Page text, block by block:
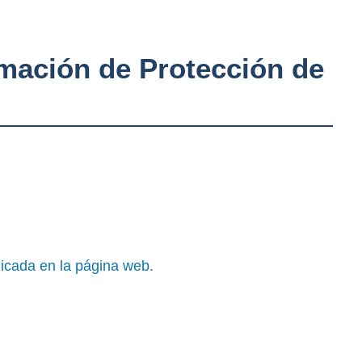
de Protección de
en la página web.